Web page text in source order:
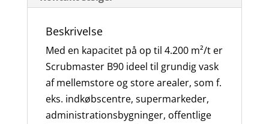
Beskrivelse
Med en kapacitet på op til 4.200 m²/t er
Scrubmaster B90 ideel til grundig vask
af mellemstore og store arealer, som f.
eks. indkøbscentre, supermarkeder,
administrationsbygninger, offentlige